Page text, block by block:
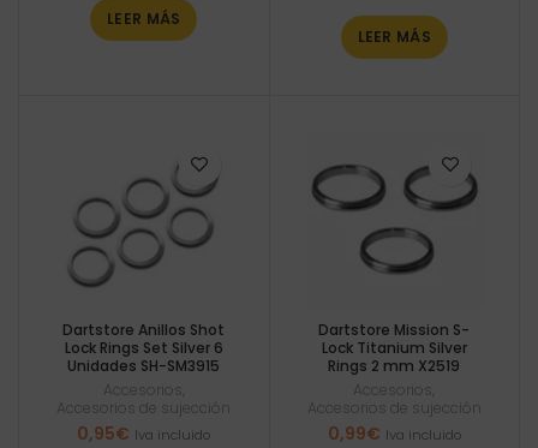
LEER MÁS
LEER MÁS
Dartstore Anillos Shot
Lock Rings Set Silver 6
Unidades SH-SM3915
Accesorios
Accesorios de sujección
0,95€ Iva incluido
Dartstore Mission S-
Lock Titanium Silver
Rings 2 mm X2519
Accesorios
Accesorios de sujección
0,99€ Iva incluido